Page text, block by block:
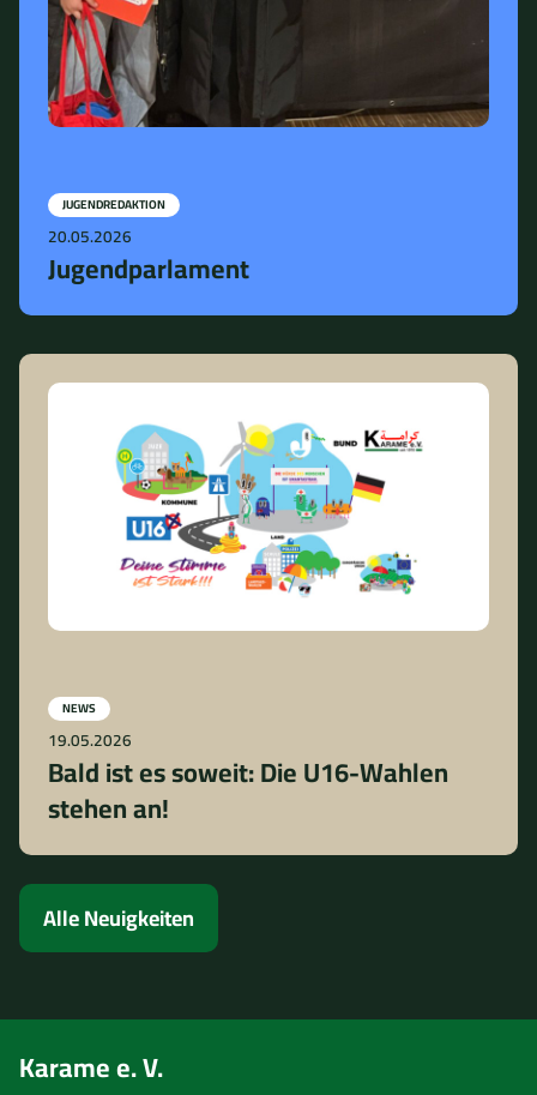
JUGENDREDAKTION
20.05.2026
Jugendparlament
NEWS
19.05.2026
Bald ist es soweit: Die U16-Wahlen
stehen an!
Alle Neuigkeiten
Karame e. V.